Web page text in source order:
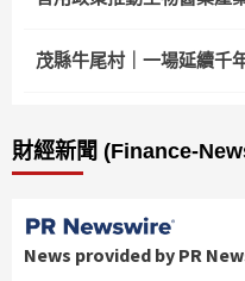
茂縣牛尾村｜一場延續千
財經新聞 (Finance-
News provided by PR